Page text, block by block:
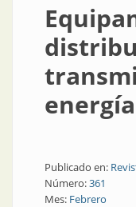
energía
Publicado en:
Número:361
Mes: Febrero